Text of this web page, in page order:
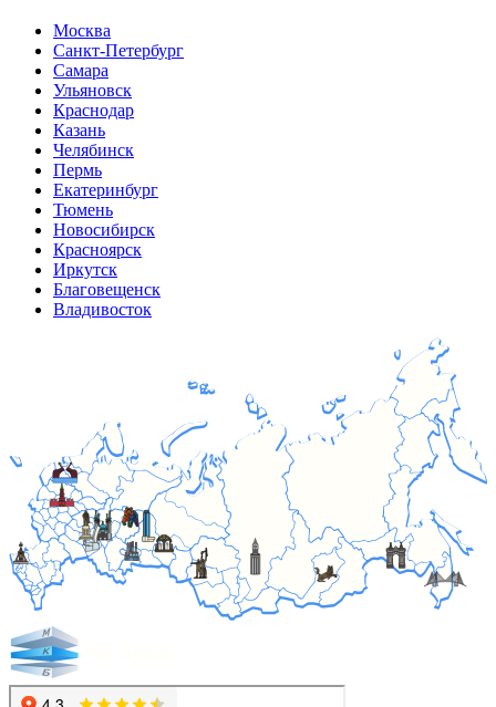
Москва
Санкт-Петербург
Самара
Ульяновск
Краснодар
Казань
Челябинск
Пермь
Екатеринбург
Тюмень
Новосибирск
Красноярск
Иркутск
Благовещенск
Владивосток